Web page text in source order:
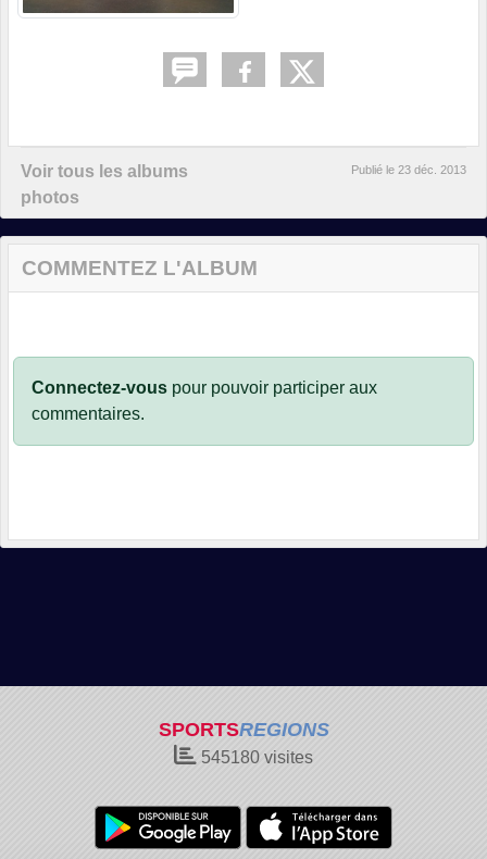
Voir tous les albums
photos
Publié le 23 déc. 2013
COMMENTEZ L'ALBUM
Connectez-vous pour pouvoir participer aux
commentaires.
SPORTSREGIONS
545180 visites